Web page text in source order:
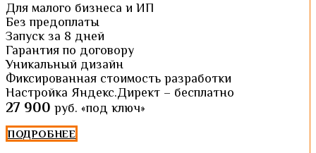
Для малого бизнеса и ИП
Без предоплаты
Запуск за 8 дней
Гарантия по договору
Уникальный дизайн
Фиксированная стоимость разработки
Настройка Яндекс.Директ – бесплатно
27 900 руб. «под ключ»
ПОДРОБНЕЕ